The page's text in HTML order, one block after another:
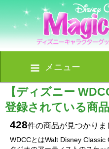
メニュー
【ディズニー
登録されている商品
428件の商品が見つかりま
WDCCとはWalt Disney Classic